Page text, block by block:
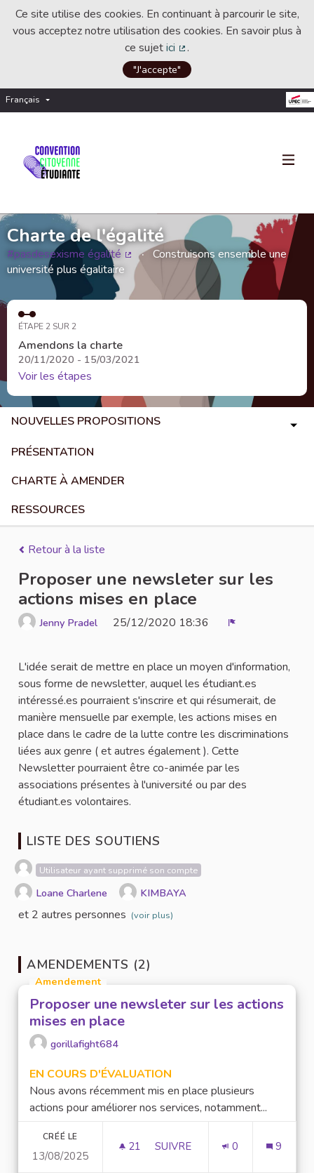
Ce site utilise des cookies. En continuant à parcourir le site,
vous acceptez notre utilisation des cookies. En savoir plus à
ce sujetici
(Lien externe)
.
"J'accepte"
Français Choisir la langue
Charte de l'égalité
#pasdesexisme égalité
(Lien externe)
Construisons ensemble une
université plus égalitaire
ÉTAPE 2 SUR 2
Amendons la charte
20/11/2020 - 15/03/2021
Voir les étapes
NOUVELLES PROPOSITIONS
PRÉSENTATION
CHARTE À AMENDER
RESSOURCES
Retour à la liste
Proposer une newsleter sur les
actions mises en place
Jenny Pradel 25/12/2020 18:36
L'idée serait de mettre en place un moyen d'information,
sous forme de newsletter, auquel les étudiant.es
intéressé.es pourraient s'inscrire et qui résumerait, de
manière mensuelle par exemple, les actions mises en
place dans le cadre de la lutte contre les discriminations
liées aux genre ( et autres également ). Cette
Newsletter pourraient être co-animée par les
associations présentes à l'université ou par des
étudiant.es volontaires.
LISTE DES SOUTIENS
Utilisateur ayant supprimé son compte
Loane Charlene KIMBAYA
et 2 autres personnes (voir plus)
AMENDEMENTS (2)
Amendement
Proposer une newsleter sur les actions
mises en place
gorillafight684
EN COURS D'ÉVALUATION
Nous avons récemment mis en place plusieurs
actions pour améliorer nos services, notamment...
CRÉÉ LE
13/08/2025
21 21 ABONNÉS
SUIVRE 0 9